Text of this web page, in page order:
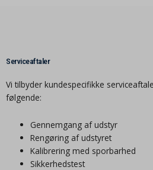
Serviceaftaler
Vi tilbyder kundespecifikke
følgende:
Gennemgang af udstyr
Rengøring af udstyret
Kalibrering med sporbarhed
Sikkerhedstest